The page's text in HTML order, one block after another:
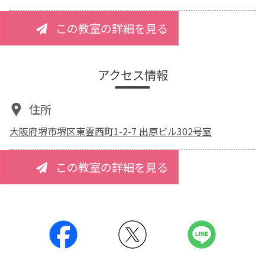
この教室の詳細を見る
アクセス情報
住所
大阪府堺市堺区東雲西町1-2-7 出原ビル302号室
この教室の詳細を見る